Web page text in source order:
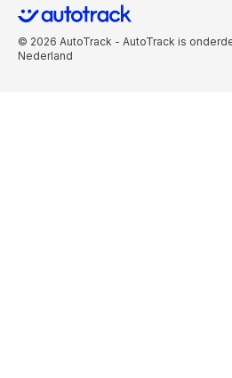
© 2026 AutoTrack - AutoTrack is
Nederland